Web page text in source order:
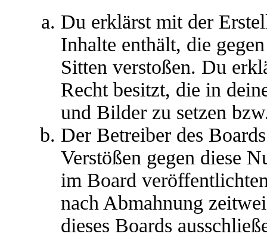
Du erklärst mit der
Inhalte enthält, die
Sitten verstoßen. Du
Recht besitzt, die in
und Bilder zu setzen
Der Betreiber des
Verstößen gegen diese
im Board
nach Abmahnung
dieses Boards